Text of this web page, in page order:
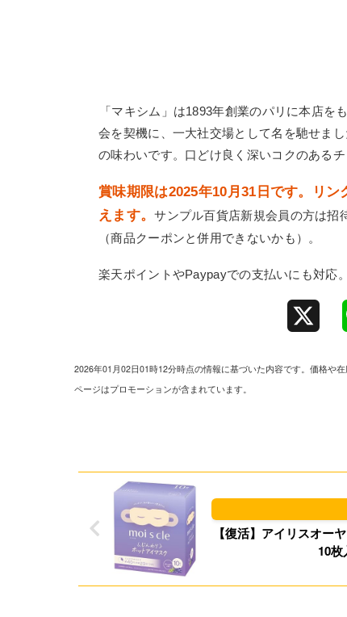
「マキシム」は1893年創業のパリに本店
会を契機に、一大社交場として名を馳せま
の味わいです。口どけ良く深いコクのある
賞味期限は2025年10月31日です。リ
えます。サンプル百貨店新規会員の方は招
（商品クーポンと併用できないかも）。
楽天ポイントやPaypayでの支払いにも対応
2026年01月02日01時12分時点の情報に基づいた内容です。価格や
ページはプロモーションが含まれています。
【復活】アイリスオー
10